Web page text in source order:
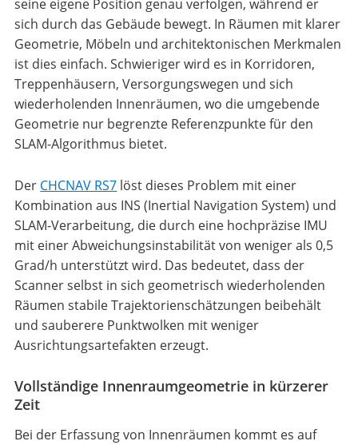
seine eigene Position genau verfolgen, während er
sich durch das Gebäude bewegt. In Räumen mit klarer
Geometrie, Möbeln und architektonischen Merkmalen
ist dies einfach. Schwieriger wird es in Korridoren,
Treppenhäusern, Versorgungswegen und sich
wiederholenden Innenräumen, wo die umgebende
Geometrie nur begrenzte Referenzpunkte für den
SLAM-Algorithmus bietet.
Der CHCNAV RS7 löst dieses Problem mit einer
Kombination aus INS (Inertial Navigation System) und
SLAM-Verarbeitung, die durch eine hochpräzise IMU
mit einer Abweichungsinstabilität von weniger als 0,5
Grad/h unterstützt wird. Das bedeutet, dass der
Scanner selbst in sich geometrisch wiederholenden
Räumen stabile Trajektorienschätzungen beibehält
und sauberere Punktwolken mit weniger
Ausrichtungsartefakten erzeugt.
Vollständige Innenraumgeometrie in kürzerer
Zeit
Bei der Erfassung von Innenräumen kommt es auf